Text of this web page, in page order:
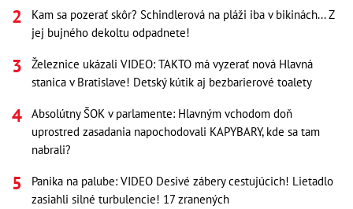
Kam sa pozerať skôr? Schindlerová na pláži iba v bikinách... Z
jej bujného dekoltu odpadnete!
Železnice ukázali VIDEO: TAKTO má vyzerať nová Hlavná
stanica v Bratislave! Detský kútik aj bezbarierové toalety
Absolútny ŠOK v parlamente: Hlavným vchodom doň
uprostred zasadania napochodovali KAPYBARY, kde sa tam
nabrali?
Panika na palube: VIDEO Desivé zábery cestujúcich! Lietadlo
zasiahli silné turbulencie! 17 zranených